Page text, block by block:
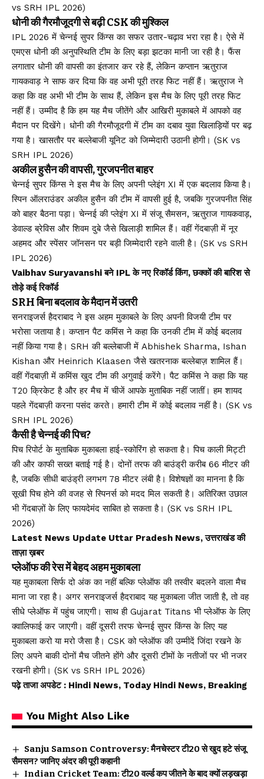
vs SRH IPL 2026)
धोनी की गैरमौजूदगी से बढ़ी CSK की मुश्किल
IPL 2026 में चेन्नई सुपर किंग्स का सफर उतार-चढ़ाव भरा रहा है। ऐसे में
एमएस धोनी की अनुपस्थिति टीम के लिए बड़ा झटका मानी जा रही है। फैंस
लगातार धोनी की वापसी का इंतजार कर रहे हैं, लेकिन कप्तान ऋतुराज
गायकवाड़ ने साफ कर दिया कि वह अभी पूरी तरह फिट नहीं हैं। ऋतुराज ने
कहा कि वह अभी भी टीम के साथ हैं, लेकिन इस मैच के लिए पूरी तरह फिट
नहीं हैं। उम्मीद है कि हम यह मैच जीतेंगे और आखिरी मुकाबले में आपको वह
मैदान पर दिखेंगे। धोनी की गैरमौजूदगी में टीम का दबाव युवा खिलाड़ियों पर बढ़
गया है। खासतौर पर बल्लेबाजी यूनिट को जिम्मेदारी उठानी होगी। (SK vs
SRH IPL 2026)
अकील हुसैन की वापसी, गुरजपनीत बाहर
चेन्नई सुपर किंग्स ने इस मैच के लिए अपनी प्लेइंग XI में एक बदलाव किया है।
स्पिन ऑलराउंडर अकील हुसैन की टीम में वापसी हुई है, जबकि गुरजपनीत सिंह
को बाहर बैठना पड़ा। चेन्नई की प्लेइंग XI में संजू सैमसन, ऋतुराज गायकवाड़,
डेवाल्ड ब्रेविस और शिवम दुबे जैसे खिलाड़ी शामिल हैं। वहीं गेंदबाज़ी में नूर
अहमद और स्पेंसर जॉनसन पर बड़ी जिम्मेदारी रहने वाली है। (SK vs SRH
IPL 2026)
Vaibhav Suryavanshi बने IPL के नए रिकॉर्ड किंग, छक्कों की बारिश से
तोड़े कई रिकॉर्ड
SRH बिना बदलाव के मैदान में उतरी
सनराइजर्स हैदराबाद ने इस अहम मुकाबले के लिए अपनी विजयी टीम पर
भरोसा जताया है। कप्तान पैट कमिंस ने कहा कि उनकी टीम में कोई बदलाव
नहीं किया गया है। SRH की बल्लेबाजी में Abhishek Sharma, Ishan
Kishan और Heinrich Klaasen जैसे खतरनाक बल्लेबाज़ शामिल हैं।
वहीं गेंदबाज़ी में कमिंस खुद टीम की अगुवाई करेंगे। पैट कमिंस ने कहा कि यह
T20 क्रिकेट है और हर मैच में चीजें आपके मुताबिक नहीं जातीं। हम शायद
पहले गेंदबाज़ी करना पसंद करते। हमारी टीम में कोई बदलाव नहीं है। (SK vs
SRH IPL 2026)
कैसी है चेन्नई की पिच?
पिच रिपोर्ट के मुताबिक मुकाबला हाई-स्कोरिंग हो सकता है। पिच काली मिट्टी
की और काफी सख्त बताई गई है। दोनों तरफ की बाउंड्री करीब 66 मीटर की
है, जबकि सीधी बाउंड्री लगभग 78 मीटर लंबी है। विशेषज्ञों का मानना है कि
सूखी पिच होने की वजह से स्पिनर्स को मदद मिल सकती है। अतिरिक्त उछाल
भी गेंदबाज़ों के लिए फायदेमंद साबित हो सकता है। (SK vs SRH IPL
2026)
Latest News Update Uttar Pradesh News, उत्तराखंड की
ताज़ा ख़बर
प्लेऑफ की रेस में बेहद अहम मुकाबला
यह मुकाबला सिर्फ दो अंक का नहीं बल्कि प्लेऑफ की तस्वीर बदलने वाला मैच
माना जा रहा है। अगर सनराइजर्स हैदराबाद यह मुकाबला जीत जाती है, तो वह
सीधे प्लेऑफ में पहुंच जाएगी। साथ ही Gujarat Titans भी प्लेऑफ के लिए
क्वालिफाई कर जाएगी। वहीं दूसरी तरफ चेन्नई सुपर किंग्स के लिए यह
मुकाबला करो या मरो जैसा है। CSK को प्लेऑफ की उम्मीदें जिंदा रखने के
लिए अपने बाकी दोनों मैच जीतने होंगे और दूसरी टीमों के नतीजों पर भी नजर
रखनी होगी। (SK vs SRH IPL 2026)
पढ़े ताजा अपडेट : Hindi News, Today Hindi News, Breaking
You Might Also Like
Sanju Samson Controversy: मैनचेस्टर टी20 से खुद हटे संजू
सैमसन? जानिए अंदर की पूरी कहानी
Indian Cricket Team: टी20 वर्ल्ड कप जीतने के बाद क्यों लड़खड़ा